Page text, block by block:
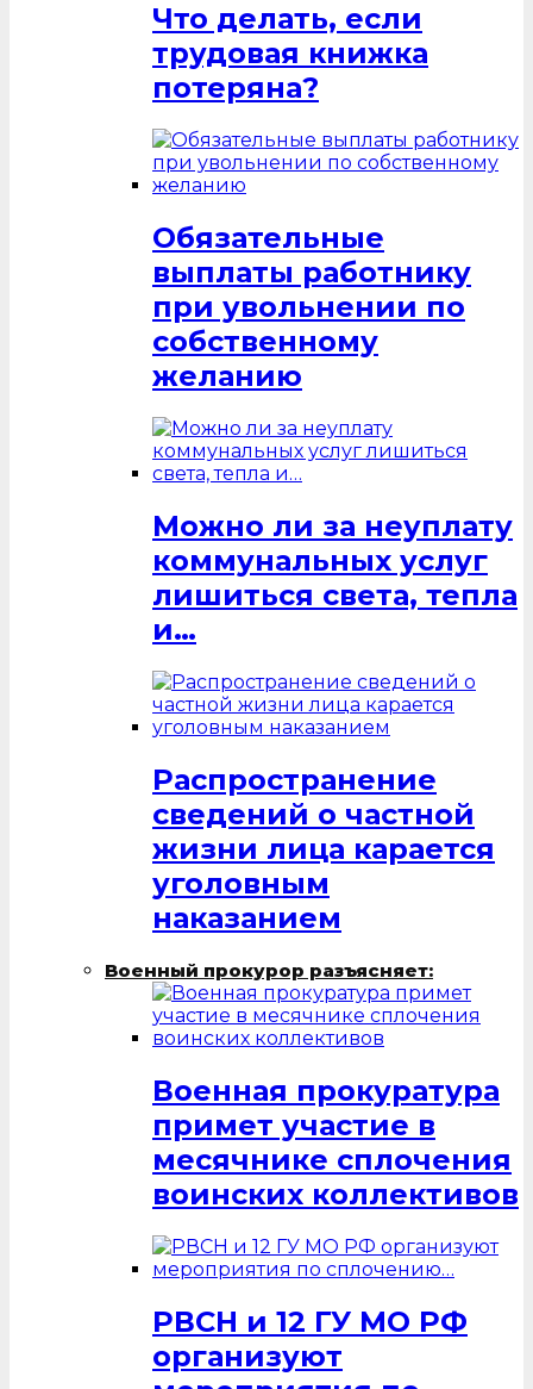
Что делать, если
трудовая книжка
потеряна?
Обязательные
выплаты работнику
при увольнении по
собственному
желанию
Можно ли за неуплату
коммунальных услуг
лишиться света, тепла
и…
Распространение
сведений о частной
жизни лица карается
уголовным
наказанием
Военный прокурор разъясняет:
Военная прокуратура
примет участие в
месячнике сплочения
воинских коллективов
РВСН и 12 ГУ МО РФ
организуют